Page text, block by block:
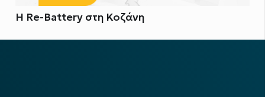
Η Re-Battery στη Κοζάνη